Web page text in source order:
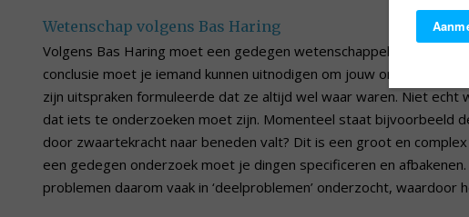
Wetenschap volgens Bas Haring
Volgens Bas Haring moet een gedegen wetenschappelijk
conclusie moet je iemand kunnen uitnodigen om jouw ongelijk te
zijn uitspraken formuleerde dat ze altijd wel waar waren. Niet echt
dat iets te onderzoeken moet zijn. Momenteel staat bijvoorbeeld
door zwaartekracht naar beneden valt? Dit is een groot en
een gedegen onderzoek moet je dingen specificeren en
problemen daarom vaak in ‘deelproblemen’ onderzocht, waardoor